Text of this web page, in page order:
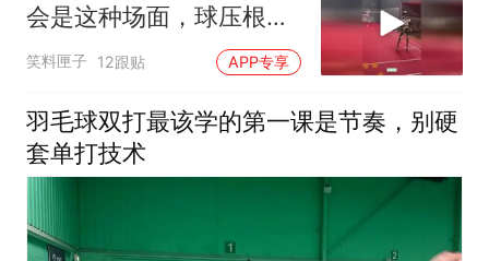
会是这种场面，球压根落
不了地！
笑料匣子 12跟贴 APP专享
羽毛球双打最该学的第一课是节奏，别硬
套单打技术